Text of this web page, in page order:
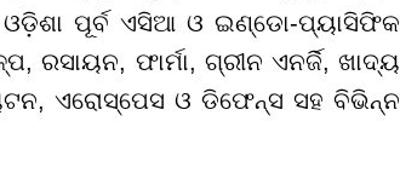
ଓଡ଼ିଶା ପୂର୍ବ ଏସିଆ ଓ ଇଣ୍ଡୋ-ପ୍ୟାସିଫିକ
ରସାୟନ, ଫାର୍ମା, ଗ୍ରୀନ ଏନର୍ଜି, ଖାଦ୍ୟ
ଏରୋସ୍ପେସ ଓ ଡିଫେନ୍ସ ସହ ବିଭିନ୍ନ